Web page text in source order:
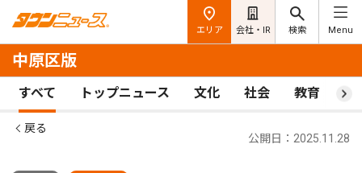
エリア 会社・IR 検索 Menu
中原区版
すべて トップニュース 文化 社会 教育 ス
戻る
公開日：2025.11.28